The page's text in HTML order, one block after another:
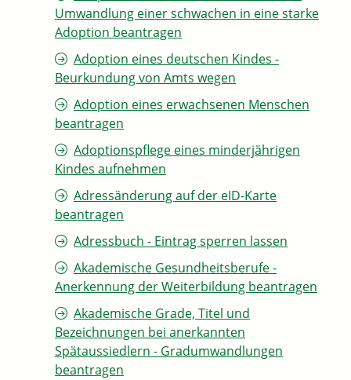
Umwandlung einer schwachen in eine starke
Adoption beantragen
Adoption eines deutschen Kindes -
Beurkundung von Amts wegen
Adoption eines erwachsenen Menschen
beantragen
Adoptionspflege eines minderjährigen
Kindes aufnehmen
Adressänderung auf der eID-Karte
beantragen
Adressbuch - Eintrag sperren lassen
Akademische Gesundheitsberufe -
Anerkennung der Weiterbildung beantragen
Akademische Grade, Titel und
Bezeichnungen bei anerkannten
Spätaussiedlern - Gradumwandlungen
beantragen